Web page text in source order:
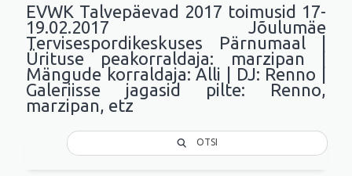
EVWK Talvepäevad 2017 toimusid 17-
19.02.2017 Jõulumäe
Tervisespordikeskuses Pärnumaal |
Ürituse peakorraldaja: marzipan |
Mängude korraldaja: Alli | DJ: Renno |
Galeriisse jagasid pilte: Renno,
marzipan, etz
OTSI